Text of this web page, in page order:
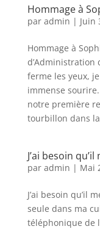
Hommage à
par admin | Juin
Hommage à
d’Administration
ferme les yeux,
immense
notre première
tourbillon dans
J’ai besoin
par admin | Mai
J’ai besoin qu’il
seule dans ma
téléphonique de